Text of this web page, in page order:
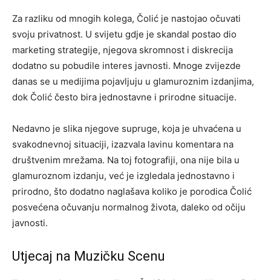
Za razliku od mnogih kolega, Čolić je nastojao očuvati
svoju privatnost. U svijetu gdje je skandal postao dio
marketing strategije, njegova skromnost i diskrecija
dodatno su pobudile interes javnosti. Mnoge zvijezde
danas se u medijima pojavljuju u glamuroznim izdanjima,
dok Čolić često bira jednostavne i prirodne situacije.
Nedavno je slika njegove supruge, koja je uhvaćena u
svakodnevnoj situaciji, izazvala lavinu komentara na
društvenim mrežama. Na toj fotografiji, ona nije bila u
glamuroznom izdanju, već je izgledala jednostavno i
prirodno, što dodatno naglašava koliko je porodica Čolić
posvećena očuvanju normalnog života, daleko od očiju
javnosti.
Utjecaj na Muzičku Scenu